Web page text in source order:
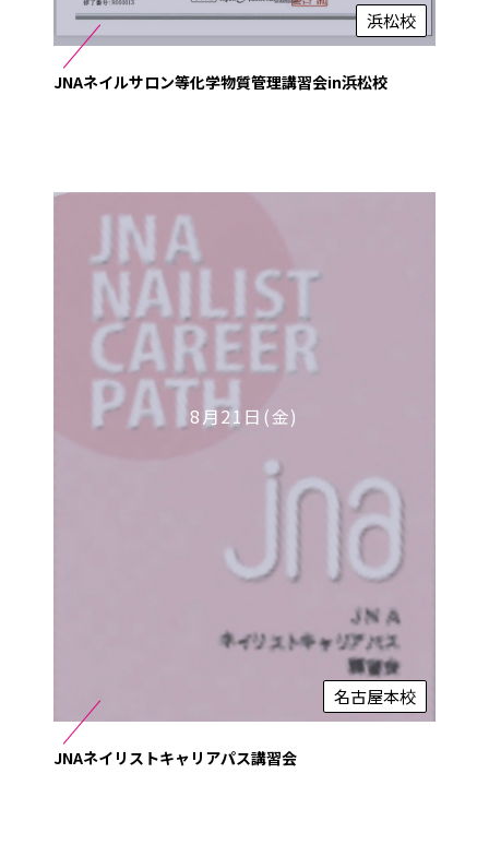
浜松校
JNAネイルサロン等化学物質管理講習会in浜松校
8月21日(金)
名古屋本校
JNAネイリストキャリアパス講習会